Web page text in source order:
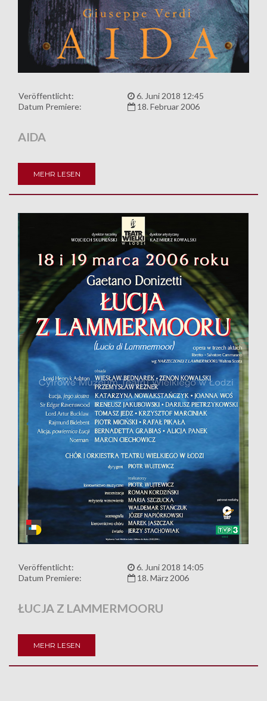
Veröffentlicht:
6. Juni 2018 12:45
Datum Premiere:
18. Februar 2006
AIDA
MEHR LESEN
Veröffentlicht:
6. Juni 2018 14:05
Datum Premiere:
18. März 2006
ŁUCJA Z LAMMERMOORU
MEHR LESEN